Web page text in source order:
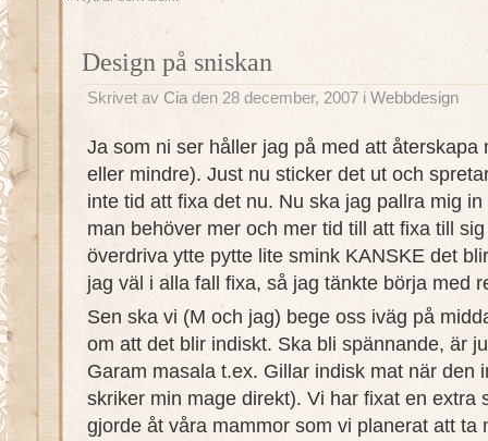
Design på sniskan
Skrivet av Cia den 28 december, 2007 i Webbdesign
Ja som ni ser håller jag på med att återskapa
eller mindre). Just nu sticker det ut och
inte tid att fixa det nu. Nu ska jag pallra mig
man behöver mer och mer tid till att fixa till
överdriva ytte pytte lite smink KANSKE det
jag väl i alla fall fixa, så jag tänkte börja med
Sen ska vi (M och jag) bege oss iväg på
om att det blir indiskt. Ska bli spännande, är
Garam masala t.ex. Gillar indisk mat när den
skriker min mage direkt). Vi har fixat en extra
gjorde åt våra mammor som vi planerat att ta